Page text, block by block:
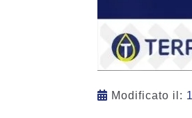
Modificato il: